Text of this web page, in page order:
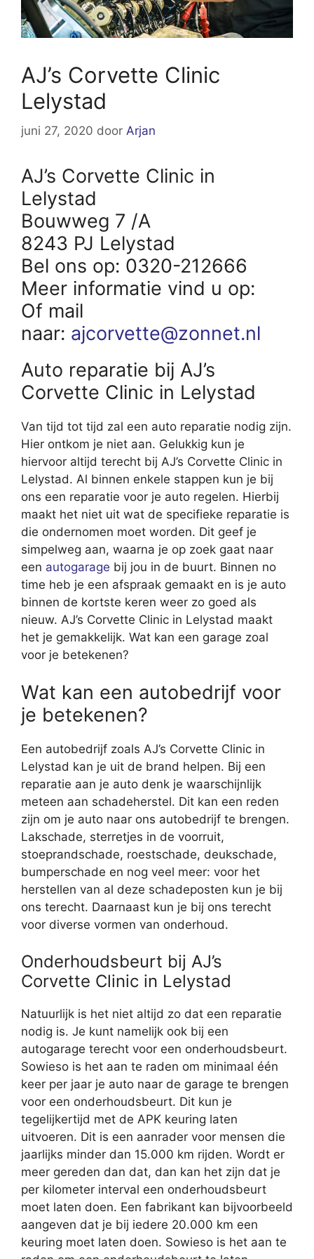
AJ’s Corvette Clinic
Lelystad
juni 27, 2020 door Arjan
AJ’s Corvette Clinic in
Lelystad
Bouwweg 7 /A
8243 PJ Lelystad
Bel ons op: 0320-212666
Meer informatie vind u op:
Of mail
naar: ajcorvette@zonnet.nl
Auto reparatie bij AJ’s
Corvette Clinic in Lelystad
Van tijd tot tijd zal een auto reparatie nodig zijn.
Hier ontkom je niet aan. Gelukkig kun je
hiervoor altijd terecht bij AJ’s Corvette Clinic in
Lelystad. Al binnen enkele stappen kun je bij
ons een reparatie voor je auto regelen. Hierbij
maakt het niet uit wat de specifieke reparatie is
die ondernomen moet worden. Dit geef je
simpelweg aan, waarna je op zoek gaat naar
een autogarage bij jou in de buurt. Binnen no
time heb je een afspraak gemaakt en is je auto
binnen de kortste keren weer zo goed als
nieuw. AJ’s Corvette Clinic in Lelystad maakt
het je gemakkelijk. Wat kan een garage zoal
voor je betekenen?
Wat kan een autobedrijf voor
je betekenen?
Een autobedrijf zoals AJ’s Corvette Clinic in
Lelystad kan je uit de brand helpen. Bij een
reparatie aan je auto denk je waarschijnlijk
meteen aan schadeherstel. Dit kan een reden
zijn om je auto naar ons autobedrijf te brengen.
Lakschade, sterretjes in de voorruit,
stoeprandschade, roestschade, deukschade,
bumperschade en nog veel meer: voor het
herstellen van al deze schadeposten kun je bij
ons terecht. Daarnaast kun je bij ons terecht
voor diverse vormen van onderhoud.
Onderhoudsbeurt bij AJ’s
Corvette Clinic in Lelystad
Natuurlijk is het niet altijd zo dat een reparatie
nodig is. Je kunt namelijk ook bij een
autogarage terecht voor een onderhoudsbeurt.
Sowieso is het aan te raden om minimaal één
keer per jaar je auto naar de garage te brengen
voor een onderhoudsbeurt. Dit kun je
tegelijkertijd met de APK keuring laten
uitvoeren. Dit is een aanrader voor mensen die
jaarlijks minder dan 15.000 km rijden. Wordt er
meer gereden dan dat, dan kan het zijn dat je
per kilometer interval een onderhoudsbeurt
moet laten doen. Een fabrikant kan bijvoorbeeld
aangeven dat je bij iedere 20.000 km een
keuring moet laten doen. Sowieso is het aan te